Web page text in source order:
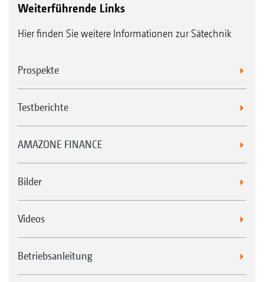
Weiterführende Links
Hier finden Sie weitere Informationen zur Sätechnik
Prospekte
Testberichte
AMAZONE FINANCE
Bilder
Videos
Betriebsanleitung